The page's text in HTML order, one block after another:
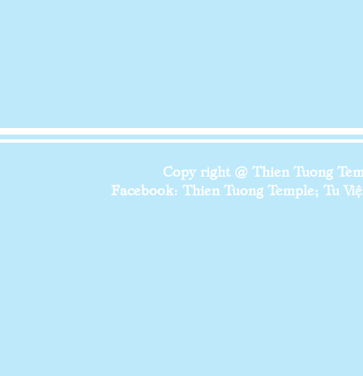
Copy right @ Thien Tuong
Facebook: Thien Tuong Temple; Tu